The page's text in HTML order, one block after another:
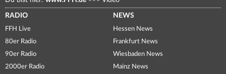
RADIO
FFH Live
80er Radio
90er Radio
2000er Radio
NEWS
Hessen News
Frankfurt News
Wiesbaden News
Mainz News